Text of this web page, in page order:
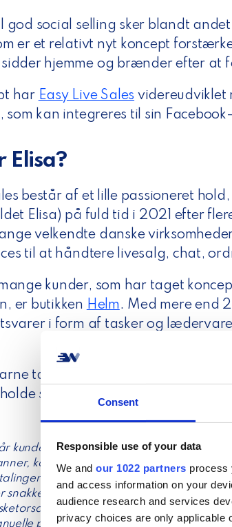
Consent
Responsible use of your data
We and our 1022 partners process
and access information on your
audience research and services
privacy choices are only applicable
god social selling sker blandt
er et relativt nyt koncept
sidder hjemme og brænder efter at
har Easy Live Sales videreudviklet
som kan integreres til sin
Elisa?
består af et lille passioneret
Elisa) på fuld tid i 2021 efter
velkendte danske
til at håndtere livesalg, chat,
kunder, som har taget
er butikken Helm . Med mere end
i form af tasker og
taskeforhandler er ikke sky for
sig konkurrencedygtig.
kunden har betalt, får vi en følgeseddel
kommer fragtlabels ud. Før skulle vi
var gået igennem for så at lave
snakker vi over 200 ordre som skulle
Integrationen mellem Elisa og
proces i forhold til fragthåndtering.”